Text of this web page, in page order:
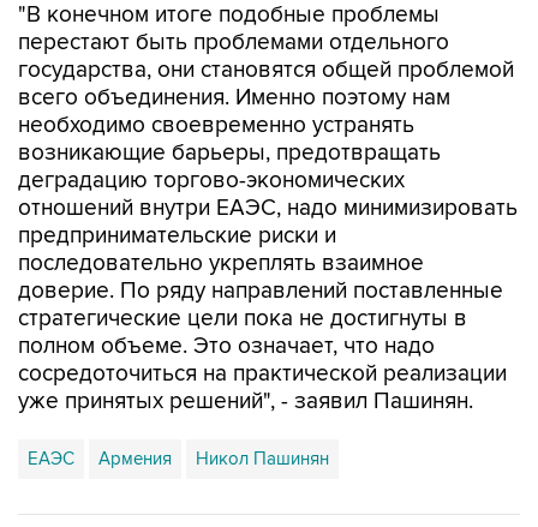
"В конечном итоге подобные проблемы
перестают быть проблемами отдельного
государства, они становятся общей проблемой
всего объединения. Именно поэтому нам
необходимо своевременно устранять
возникающие барьеры, предотвращать
деградацию торгово-экономических
отношений внутри ЕАЭС, надо минимизировать
предпринимательские риски и
последовательно укреплять взаимное
доверие. По ряду направлений поставленные
стратегические цели пока не достигнуты в
полном объеме. Это означает, что надо
сосредоточиться на практической реализации
уже принятых решений", - заявил Пашинян.
ЕАЭС Армения Никол Пашинян